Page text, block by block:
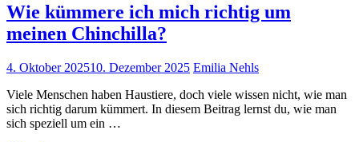
Wie kümmere ich mich richtig um
meinen Chinchilla?
4. Oktober 202510. Dezember 2025 Emilia Nehls
Viele Menschen haben Haustiere, doch viele wissen nicht, wie man
sich richtig darum kümmert. In diesem Beitrag lernst du, wie man
sich speziell um ein …